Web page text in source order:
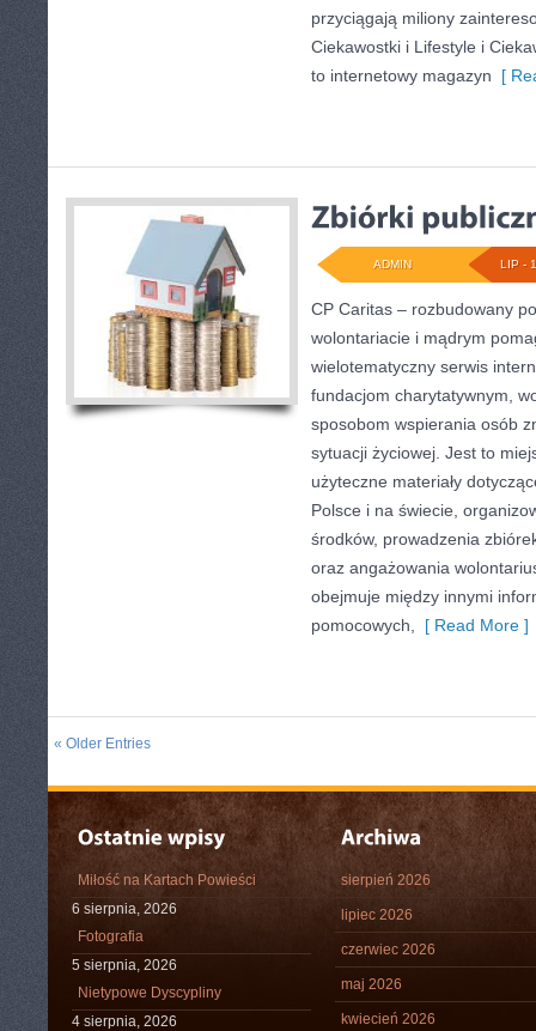
przyciągają miliony
Ciekawostki i Lifestyle i
to internetowy magazyn [
LIP -
ADMIN
CP Caritas – rozbudowany
wolontariacie i mądrym
wielotematyczny serwis
fundacjom charytatywnym,
sposobom wspierania osób
sytuacji życiowej. Jest to
użyteczne materiały
Polsce i na świecie,
środków, prowadzenia
oraz angażowania
obejmuje między innymi
pomocowych,
[ Read More ]
« Older Entries
Miłość na Kartach Powieści
6 sierpnia, 2026
Fotografia
5 sierpnia, 2026
Nietypowe Dyscypliny
4 sierpnia, 2026
sierpień 2026
lipiec 2026
czerwiec 2026
maj 2026
kwiecień 2026